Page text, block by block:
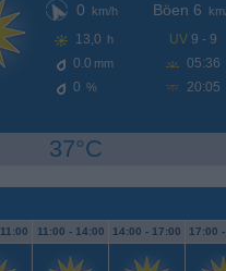
0
km/h
13,0 h
0.0 mm
0 %
Böen 6
UV 9 - 9
05:36
20:05
37°C
11:00 11:00 - 14:00 14:00 - 17:00 17:00